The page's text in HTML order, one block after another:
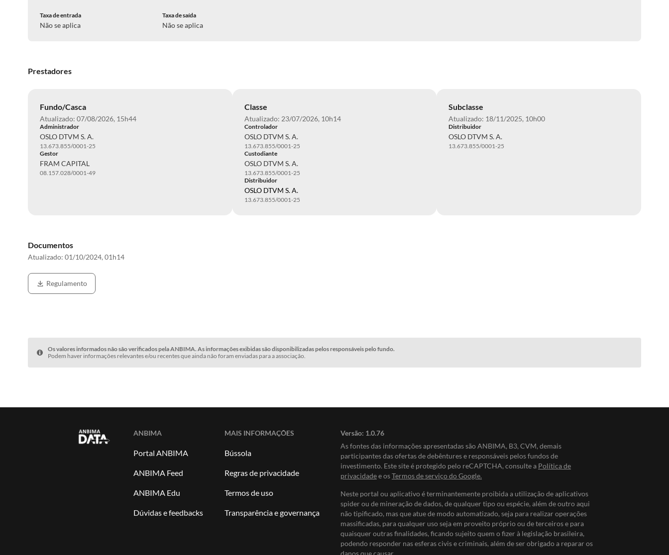
Taxa de entrada
Não se aplica
Taxa de saída
Não se aplica
Prestadores
Fundo/Casca
Atualizado: 07/08/2026, 15h44
Administrador
OSLO DTVM S. A.
13.673.855/0001-25
Gestor
FRAM CAPITAL
08.157.028/0001-49
Classe
Atualizado: 23/07/2026, 10h14
Controlador
OSLO DTVM S. A.
13.673.855/0001-25
Custodiante
OSLO DTVM S. A.
13.673.855/0001-25
Distribuidor
OSLO DTVM S. A.
13.673.855/0001-25
Subclasse
Atualizado: 18/11/2025, 10h00
Distribuidor
OSLO DTVM S. A.
13.673.855/0001-25
Documentos
Atualizado: 01/10/2024, 01h14
Regulamento
Os valores informados não são verificados pela ANBIMA. As informações exibidas são disponibilizadas pelos responsáveis pelo fundo.
Podem haver informações relevantes e/ou recentes que ainda não foram enviadas para a associação.
ANBIMA
Portal ANBIMA
ANBIMA Feed
ANBIMA Edu
Dúvidas e feedbacks
MAIS INFORMAÇÕES
Bússola
Regras de privacidade
Termos de uso
Transparência e governança
Versão: 1.0.76
As fontes das informações apresentadas são ANBIMA, B3, CVM, demais
participantes das ofertas de debêntures e responsáveis pelos fundos de
investimento. Este site é protegido pelo reCAPTCHA, consulte a Política de
privacidadee osTermos de serviço do Google.
Neste portal ou aplicativo é terminantemente proibida a utilização de aplicativos
spider ou de mineração de dados, de qualquer tipo ou espécie, além de outro aqui
não tipificado, mas que atue de modo automatizado, seja para realizar operações
massificadas, para qualquer uso seja em proveito próprio ou de terceiros e para
quaisquer outras finalidades, ficando sujeito quem o fizer à legislação brasileira,
podendo responder nas esferas civis e criminais, além de ser obrigado a reparar os
danos que causar.